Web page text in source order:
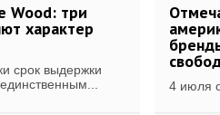
Wood: три
характер
срок выдержки
4 июля